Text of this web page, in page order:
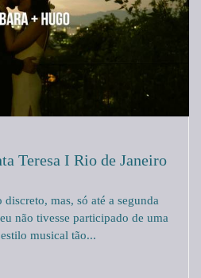
Teresa I Rio de Janeiro
mas, só até a segunda
não tivesse participado de uma
musical tão...